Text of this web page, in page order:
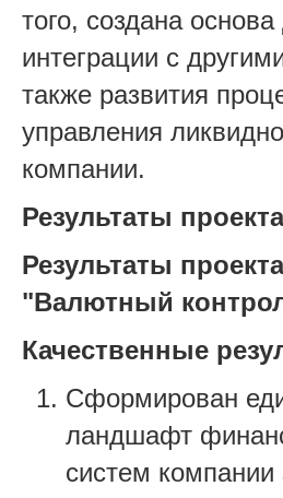
того, создана
интеграции с
также развития
управления
компании.
Результаты проекта
Результаты
"Валютный
Качественные
Сформирован
ландшафт
систем компании